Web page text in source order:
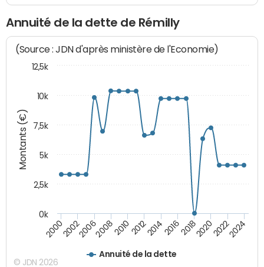
Annuité de la dette de Rémilly
Montants (€)
(Source : JDN d'après ministère de l'Economie)
Annuité de la dette
200020022006200820102012201420162018202020222024
0k
2,5k
5k
7,5k
10k
12,5k
© JDN 2026